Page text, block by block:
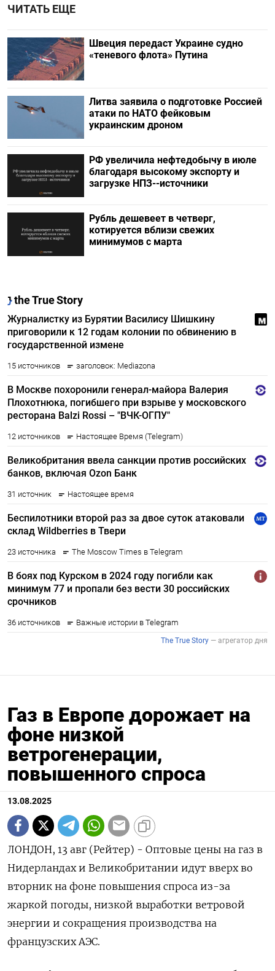
ЧИТАТЬ ЕЩЕ
Швеция передаст Украине судно
«теневого флота» Путина
Литва заявила о подготовке Россией
атаки по НАТО фейковым
украинским дроном
РФ увеличила нефтедобычу в июле
благодаря высокому экспорту и
загрузке НПЗ--источники
Рубль дешевеет в четверг,
котируется вблизи свежих
минимумов с марта
Газ в Европе дорожает на
фоне низкой
ветрогенерации,
повышенного спроса
13.08.2025
ЛОНДОН, 13 авг (Рейтер) - Оптовые цены на газ в
Нидерландах и Великобритании идут вверх во
вторник на фоне повышения спроса из-за
жаркой погоды, низкой выработки ветровой
энергии и сокращения производства на
французских АЭС.